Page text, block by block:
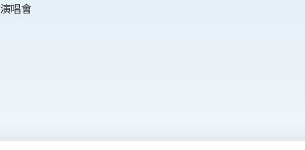
演唱會